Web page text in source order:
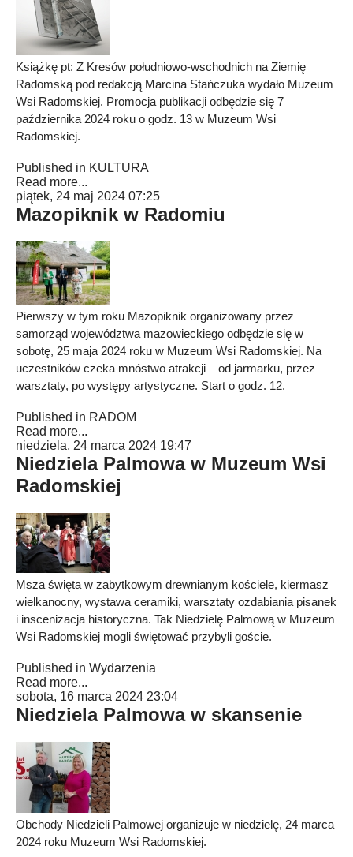
Książkę pt: Z Kresów południowo-wschodnich na Ziemię
Radomską pod redakcją Marcina Stańczuka wydało Muzeum
Wsi Radomskiej. Promocja publikacji odbędzie się 7
października 2024 roku o godz. 13 w Muzeum Wsi
Radomskiej.
Published in KULTURA
Read more...
piątek, 24 maj 2024 07:25
Mazopiknik w Radomiu
Pierwszy w tym roku Mazopiknik organizowany przez
samorząd województwa mazowieckiego odbędzie się w
sobotę, 25 maja 2024 roku w Muzeum Wsi Radomskiej. Na
uczestników czeka mnóstwo atrakcji – od jarmarku, przez
warsztaty, po występy artystyczne. Start o godz. 12.
Published in RADOM
Read more...
niedziela, 24 marca 2024 19:47
Niedziela Palmowa w Muzeum Wsi
Radomskiej
Msza święta w zabytkowym drewnianym kościele, kiermasz
wielkanocny, wystawa ceramiki, warsztaty ozdabiania pisanek
i inscenizacja historyczna. Tak Niedzielę Palmową w Muzeum
Wsi Radomskiej mogli świętować przybyli goście.
Published in Wydarzenia
Read more...
sobota, 16 marca 2024 23:04
Niedziela Palmowa w skansenie
Obchody Niedzieli Palmowej organizuje w niedzielę, 24 marca
2024 roku Muzeum Wsi Radomskiej.